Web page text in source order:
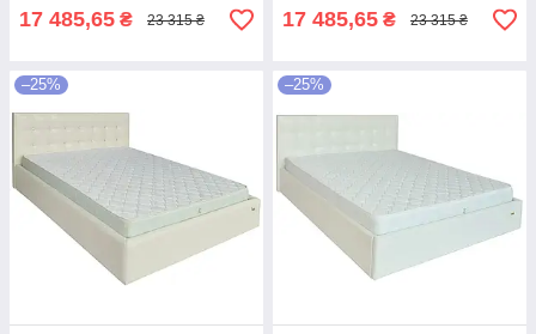
17 485,65 ₴ 23 315 ₴ 17 485,65 ₴ 23 315 ₴
–25% –25%